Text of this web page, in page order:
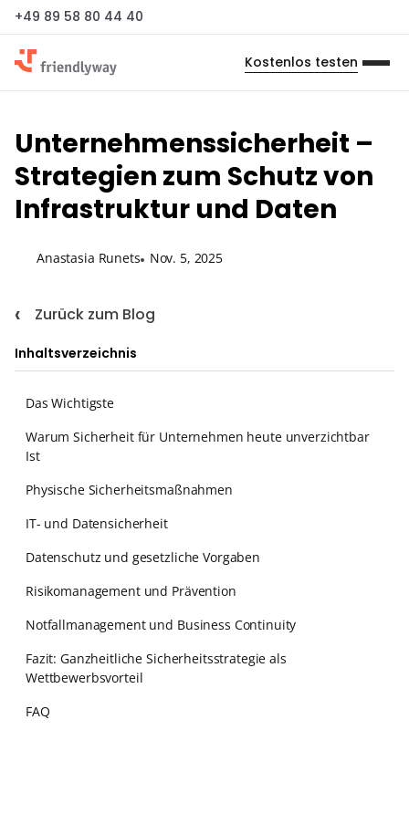
+49 89 58 80 44 40
Kostenlos testen
Unternehmenssicherheit –
Strategien zum Schutz von
Infrastruktur und Daten
Anastasia Runets Nov. 5, 2025
Zurück zum Blog
Inhaltsverzeichnis
Das Wichtigste
Warum Sicherheit für Unternehmen heute unverzichtbar
Ist
Physische Sicherheitsmaßnahmen
IT- und Datensicherheit
Datenschutz und gesetzliche Vorgaben
Risikomanagement und Prävention
Notfallmanagement und Business Continuity
Fazit: Ganzheitliche Sicherheitsstrategie als
Wettbewerbsvorteil
FAQ